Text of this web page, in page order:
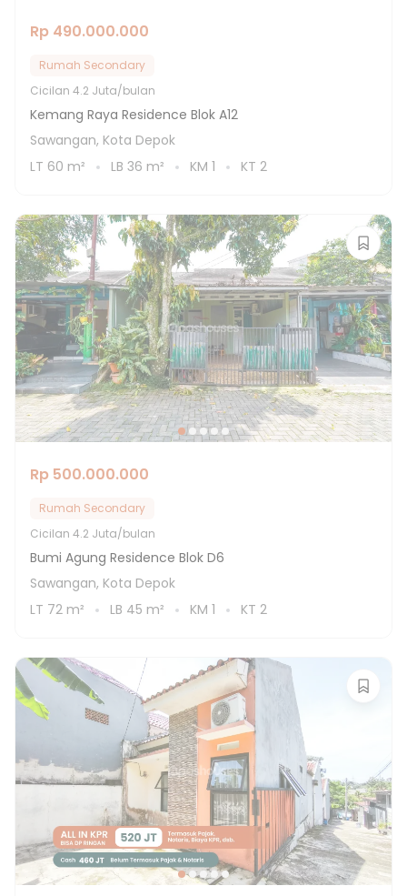
Rp 490.000.000
Rumah Secondary
Cicilan 4.2 Juta/bulan
Kemang Raya Residence Blok A12
Sawangan, Kota Depok
LT 60 m² LB 36 m² KM 1 KT 2
Rp 500.000.000
Rumah Secondary
Cicilan 4.2 Juta/bulan
Bumi Agung Residence Blok D6
Sawangan, Kota Depok
LT 72 m² LB 45 m² KM 1 KT 2